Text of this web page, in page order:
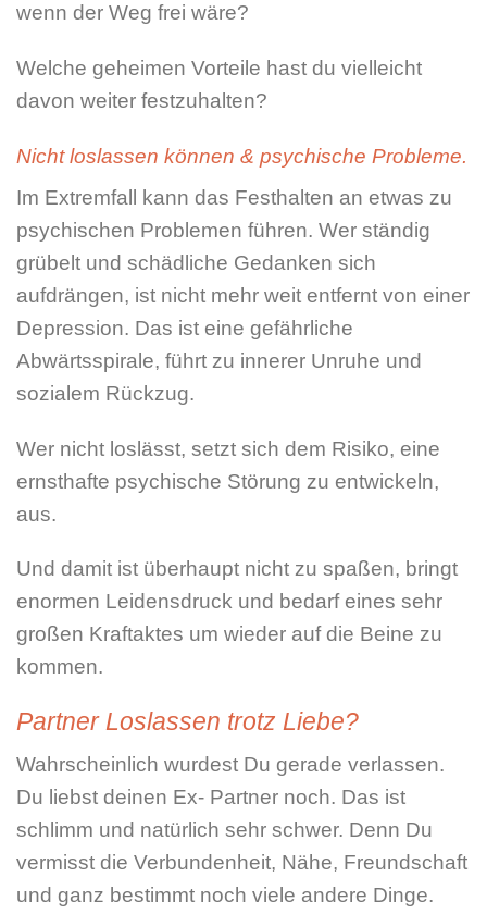
wenn der Weg frei wäre?
Welche geheimen Vorteile hast du vielleicht
davon weiter festzuhalten?
Nicht loslassen können & psychische Probleme.
Im Extremfall kann das Festhalten an etwas zu
psychischen Problemen führen. Wer ständig
grübelt und schädliche Gedanken sich
aufdrängen, ist nicht mehr weit entfernt von einer
Depression. Das ist eine gefährliche
Abwärtsspirale, führt zu innerer Unruhe und
sozialem Rückzug.
Wer nicht loslässt, setzt sich dem Risiko, eine
ernsthafte psychische Störung zu entwickeln,
aus.
Und damit ist überhaupt nicht zu spaßen, bringt
enormen Leidensdruck und bedarf eines sehr
großen Kraftaktes um wieder auf die Beine zu
kommen.
Partner Loslassen trotz Liebe?
Wahrscheinlich wurdest Du gerade verlassen.
Du liebst deinen Ex- Partner noch. Das ist
schlimm und natürlich sehr schwer. Denn Du
vermisst die Verbundenheit, Nähe, Freundschaft
und ganz bestimmt noch viele andere Dinge.